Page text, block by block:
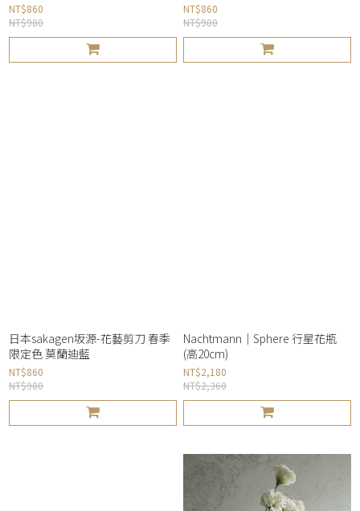
NT$860
NT$980
NT$860
NT$980
日本sakagen坂源-花藝剪刀 春季
限定色 莫蘭迪藍
NT$860
NT$980
Nachtmann｜Sphere 行星花瓶
(高20cm)
NT$2,180
NT$2,360